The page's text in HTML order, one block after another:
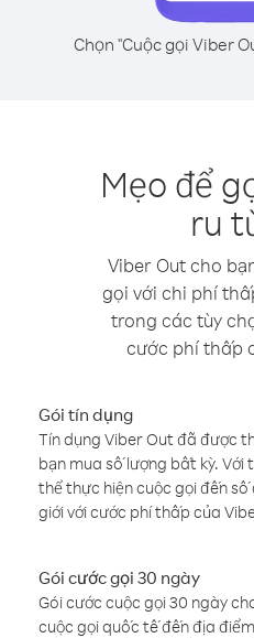
Chọn "Cuộc gọi Viber
Mẹo để
ru
Viber Out cho
gọi với chi phí
trong các tùy
cước phí thấp
Gói tín dụng
Tín dụng Viber Out đã được
bạn mua số lượng bất kỳ. Với
thể thực hiện cuộc gọi đến
giới với cước phí thấp của
Gói cước gọi 30 ngày
Gói cước cuộc gọi 30 ngày
cuộc gọi quốc tế đến địa